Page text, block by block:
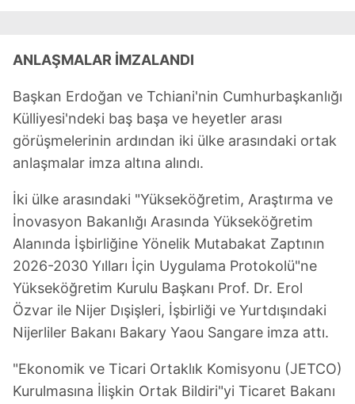
ANLAŞMALAR İMZALANDI
Başkan Erdoğan ve Tchiani'nin Cumhurbaşkanlığı
Külliyesi'ndeki baş başa ve heyetler arası
görüşmelerinin ardından iki ülke arasındaki ortak
anlaşmalar imza altına alındı.
İki ülke arasındaki "Yükseköğretim, Araştırma ve
İnovasyon Bakanlığı Arasında Yükseköğretim
Alanında İşbirliğine Yönelik Mutabakat Zaptının
2026-2030 Yılları İçin Uygulama Protokolü"ne
Yükseköğretim Kurulu Başkanı Prof. Dr. Erol
Özvar ile Nijer Dışişleri, İşbirliği ve Yurtdışındaki
Nijerliler Bakanı Bakary Yaou Sangare imza attı.
"Ekonomik ve Ticari Ortaklık Komisyonu (JETCO)
Kurulmasına İlişkin Ortak Bildiri"yi Ticaret Bakanı